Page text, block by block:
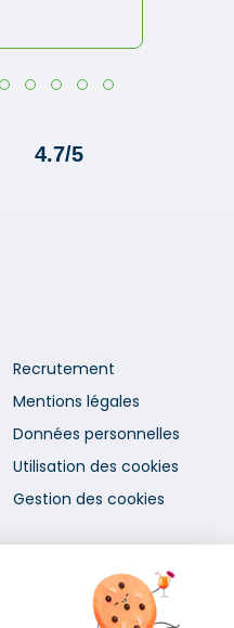
Recrutement
Mentions légales
Données personnelles
Utilisation des cookies
Gestion des cookies